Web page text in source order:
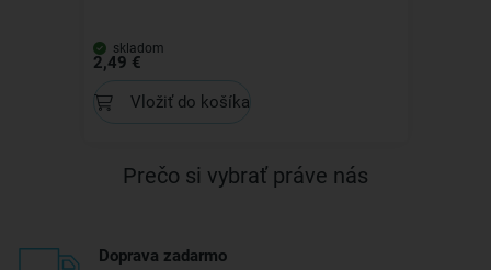
skladom
2,49 €
Vložiť do košíka
Prečo si vybrať práve nás
Doprava zadarmo